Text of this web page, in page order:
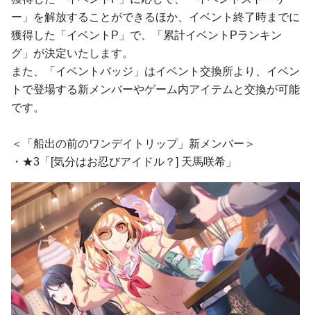
ー」を解放することができるほか、イベント終了時までに
獲得した「イベントP」で、「累計イベントPランキン
グ」が決定いたします。
また、「イベントバッジ」はイベント交換所より、イベン
トで登場する新メンバーやゲーム内アイテムと交換が可能
です。
＜「船出の前のワンデイトリップ」新メンバー＞
・★3「[気分はお忍びアイドル？] 天馬咲希」